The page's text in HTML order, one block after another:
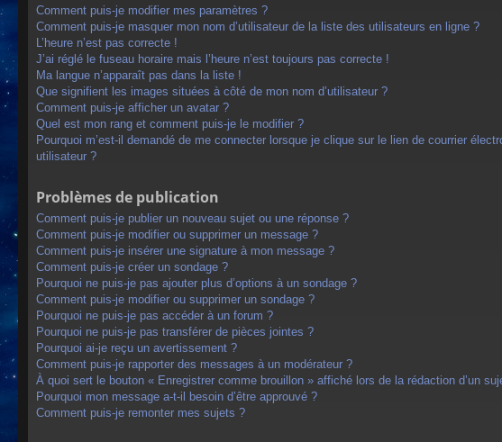
Comment puis-je modifier mes paramètres ?
Comment puis-je masquer mon nom d’utilisateur de la liste des utilisateurs en ligne ?
L’heure n’est pas correcte !
J’ai réglé le fuseau horaire mais l’heure n’est toujours pas correcte !
Ma langue n’apparaît pas dans la liste !
Que signifient les images situées à côté de mon nom d’utilisateur ?
Comment puis-je afficher un avatar ?
Quel est mon rang et comment puis-je le modifier ?
Pourquoi m’est-il demandé de me connecter lorsque je clique sur le lien de courrier
utilisateur ?
Problèmes de publication
Comment puis-je publier un nouveau sujet ou une réponse ?
Comment puis-je modifier ou supprimer un message ?
Comment puis-je insérer une signature à mon message ?
Comment puis-je créer un sondage ?
Pourquoi ne puis-je pas ajouter plus d’options à un sondage ?
Comment puis-je modifier ou supprimer un sondage ?
Pourquoi ne puis-je pas accéder à un forum ?
Pourquoi ne puis-je pas transférer de pièces jointes ?
Pourquoi ai-je reçu un avertissement ?
Comment puis-je rapporter des messages à un modérateur ?
À quoi sert le bouton « Enregistrer comme brouillon » affiché lors de la rédaction d’un
Pourquoi mon message a-t-il besoin d’être approuvé ?
Comment puis-je remonter mes sujets ?